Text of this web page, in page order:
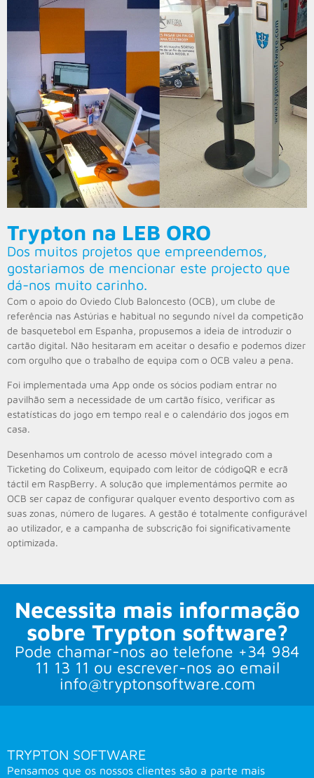
Trypton na LEB ORO
Dos muitos projetos que empreendemos,
gostariamos de mencionar este projecto que
dá-nos muito carinho.
Com o apoio do Oviedo Club Baloncesto (OCB), um clube de
referência nas Astúrias e habitual no segundo nível da competição
de basquetebol em Espanha, propusemos a ideia de introduzir o
cartão digital. Não hesitaram em aceitar o desafio e podemos dizer
com orgulho que o trabalho de equipa com o OCB valeu a pena.
Foi implementada uma App onde os sócios podiam entrar no
pavilhão sem a necessidade de um cartão físico, verificar as
estatísticas do jogo em tempo real e o calendário dos jogos em
casa.
Desenhamos um controlo de acesso móvel integrado com a
Ticketing do Colixeum, equipado com leitor de códigoQR e ecrã
táctil em RaspBerry. A solução que implementámos permite ao
OCB ser capaz de configurar qualquer evento desportivo com as
suas zonas, número de lugares. A gestão é totalmente configurável
ao utilizador, e a campanha de subscrição foi significativamente
optimizada.
Necessita mais informação
sobre Trypton software?
Pode chamar-nos ao telefone +34 984
11 13 11 ou escrever-nos ao email
info@tryptonsoftware.com
TRYPTON SOFTWARE
Pensamos que os nossos clientes são a parte mais